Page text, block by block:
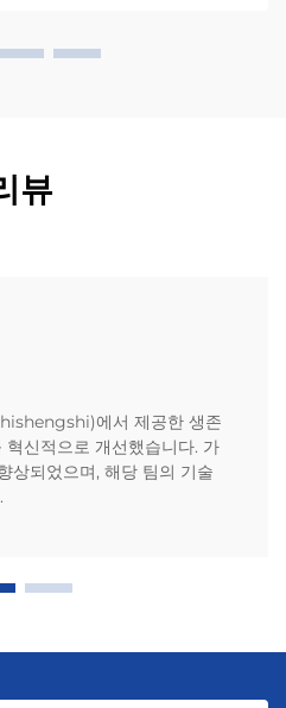
뷰
에서 제공한 생존
신적으로 개선했습니다. 가
되었으며, 해당 팀의 기술